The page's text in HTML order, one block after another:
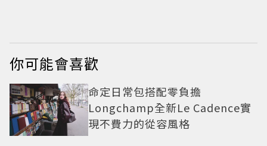
你可能會喜歡
命定日常包搭配零負擔
Longchamp全新Le Cadence實
現不費力的從容風格